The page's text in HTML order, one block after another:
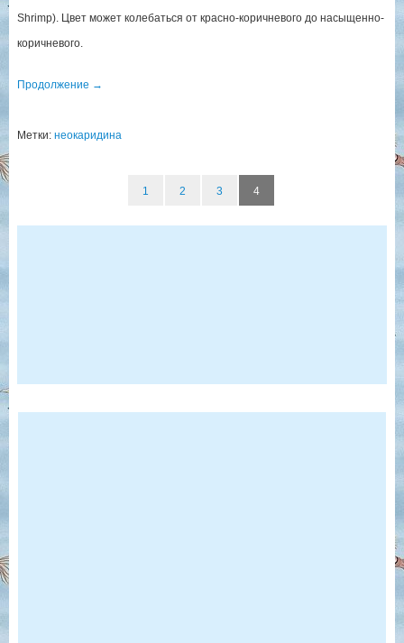
Shrimp). Цвет может колебаться от красно-коричневого до насыщенно-
коричневого.
Продолжение →
Метки: неокаридина
1 2 3 4